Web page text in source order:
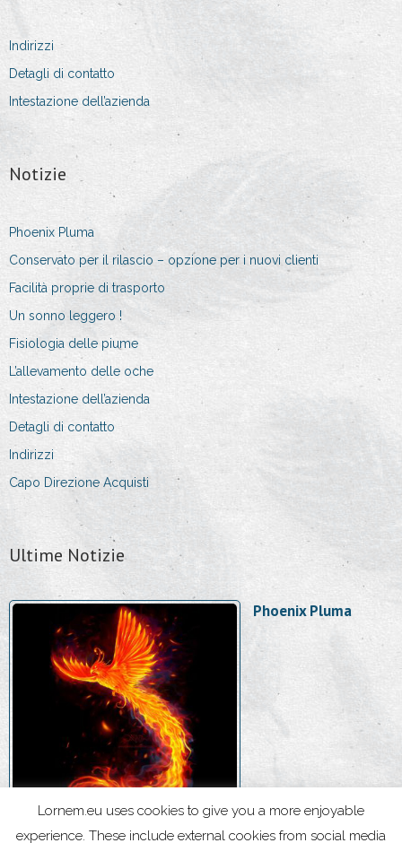
Indirizzi
Detagli di contatto
Intestazione dell’azienda
Notizie
Phoenix Pluma
Conservato per il rilascio – opzione per i nuovi clienti
Facilità proprie di trasporto
Un sonno leggero !
Fisiologia delle piume
L’allevamento delle oche
Intestazione dell’azienda
Detagli di contatto
Indirizzi
Capo Direzione Acquisti
Ultime Notizie
Phoenix Pluma
Lornem.eu uses cookies to give you a more enjoyable
experience. These include external cookies from social media